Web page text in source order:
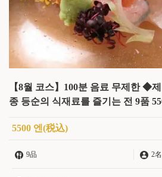
【8월 코스】100분 음료 무제한 ◆
종 등순의 식재료를 즐기는 전 9품
5500 엔 (税込)
9品 2名